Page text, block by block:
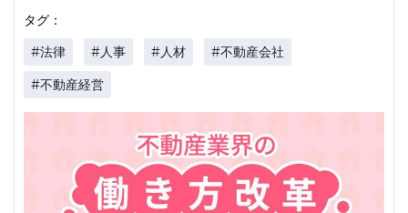
タグ：
#法律 #人事 #人材
#不動産会社
#不動産経営